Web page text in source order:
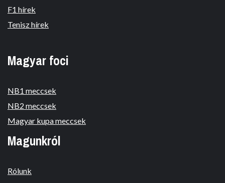
F1 hírek
Tenisz hírek
Magyar foci
NB1 meccsek
NB2 meccsek
Magyar kupa meccsek
Magunkról
Rólunk